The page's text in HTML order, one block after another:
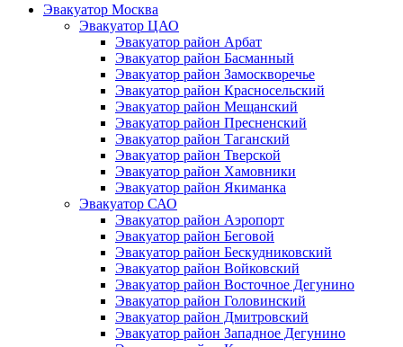
Эвакуатор Москва
Эвакуатор ЦАО
Эвакуатор район Арбат
Эвакуатор район Басманный
Эвакуатор район Замоскворечье
Эвакуатор район Красносельский
Эвакуатор район Мещанский
Эвакуатор район Пресненский
Эвакуатор район Таганский
Эвакуатор район Тверской
Эвакуатор район Хамовники
Эвакуатор район Якиманка
Эвакуатор САО
Эвакуатор район Аэропорт
Эвакуатор район Беговой
Эвакуатор район Бескудниковский
Эвакуатор район Войковский
Эвакуатор район Восточное Дегунино
Эвакуатор район Головинский
Эвакуатор район Дмитровский
Эвакуатор район Западное Дегунино